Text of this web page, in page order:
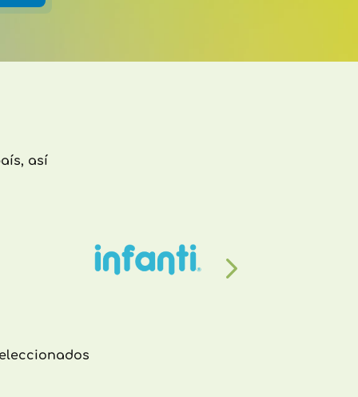
así